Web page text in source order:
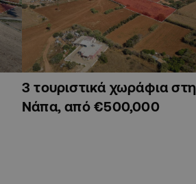
3 τουριστικά χωράφια
Νάπα, από €500,000